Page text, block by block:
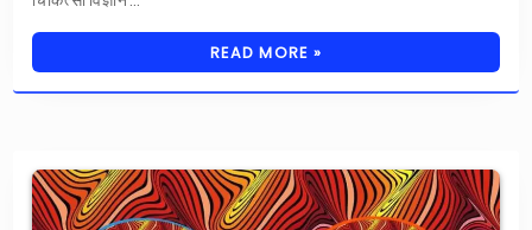
READ MORE »